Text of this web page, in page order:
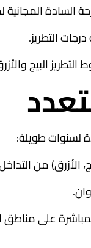
المجانية
التطريز.
البيج
لسنوات طويلة:
الأزرق) من
.
على مناطق